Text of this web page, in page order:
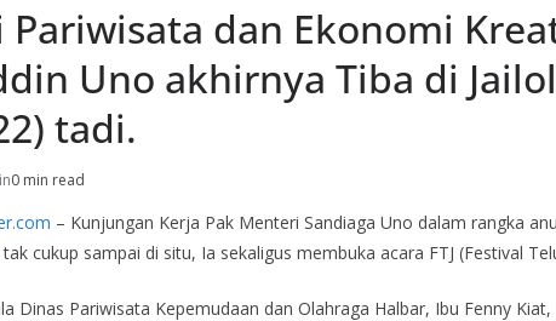
dan Ekonomi
Uno akhirnya Tiba di
tadi.
0 min read
– Kunjungan Kerja Pak Menteri Sandiaga Uno dalam rangka
cukup sampai di situ, Ia sekaligus membuka acara FTJ (Festival
Dinas Pariwisata Kepemudaan dan Olahraga Halbar, Ibu Fenny